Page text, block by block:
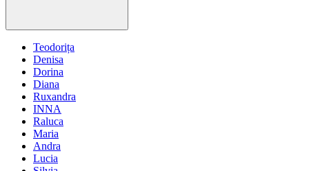
Teodorița
Denisa
Dorina
Diana
Ruxandra
INNA
Raluca
Maria
Andra
Lucia